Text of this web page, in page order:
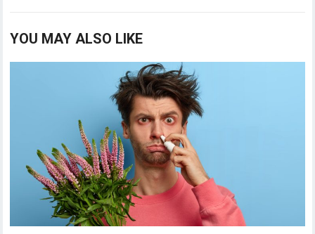
YOU MAY ALSO LIKE